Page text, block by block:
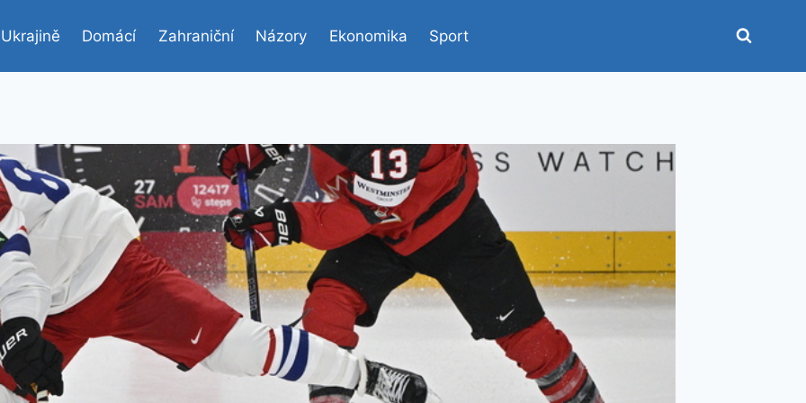
Domácí Zahraniční Názory Ekonomika Sport